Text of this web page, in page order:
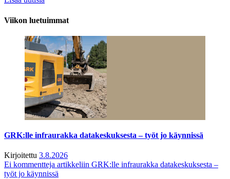
Viikon luetuimmat
GRK:lle infraurakka datakeskuksesta – työt jo käynnissä
Kirjoitettu 3.8.2026
Ei kommentteja artikkeliin GRK:lle infraurakka datakeskuksesta –
työt jo käynnissä